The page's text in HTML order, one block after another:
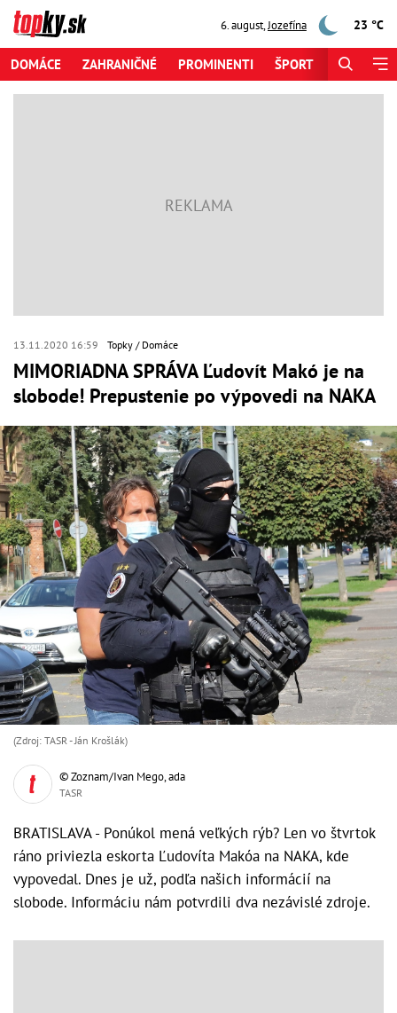
6. august,Jozefína 23 °C
DOMÁCE ZAHRANIČNÉ PROMINENTI ŠPORT
13.11.2020 16:59 Topky Domáce
MIMORIADNA SPRÁVA Ľudovít Makó je na
slobode! Prepustenie po výpovedi na NAKA
(Zdroj: TASR - Ján Krošlák)
© Zoznam/Ivan Mego, ada
TASR
BRATISLAVA - Ponúkol mená veľkých rýb? Len vo štvrtok
ráno priviezla eskorta Ľudovíta Makóa na NAKA, kde
vypovedal. Dnes je už, podľa našich informácií na
slobode. Informáciu nám potvrdili dva nezávislé zdroje.